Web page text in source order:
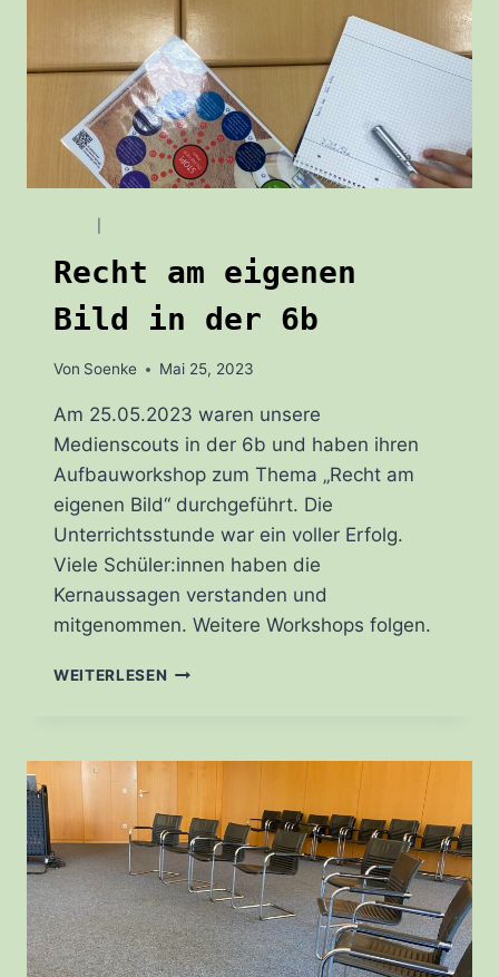
Recht am eigenen
Bild in der 6b
Von Soenke Mai 25, 2023
Am 25.05.2023 waren unsere
Medienscouts in der 6b und haben ihren
Aufbauworkshop zum Thema „Recht am
eigenen Bild“ durchgeführt. Die
Unterrichtsstunde war ein voller Erfolg.
Viele Schüler:innen haben die
Kernaussagen verstanden und
mitgenommen. Weitere Workshops folgen.
WEITERLESEN RECHT
IN
6B